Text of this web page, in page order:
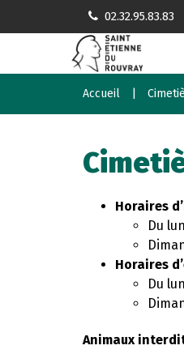
02.32.95.83.83
Accueil
Horaires
Du
Horaires
Du
Animaux